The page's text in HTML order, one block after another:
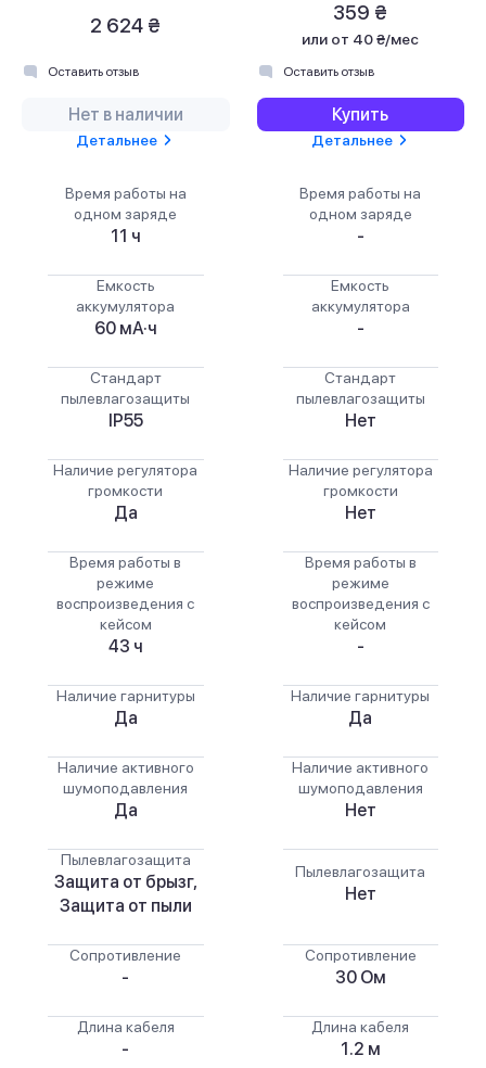
2 624 ₴
Оставить отзыв
Нет в наличии
Детальнее
Время работы на
одном заряде
11 ч
Емкость
аккумулятора
60 мА·ч
Стандарт
пылевлагозащиты
IP55
Наличие регулятора
громкости
Да
Время работы в
режиме
воспроизведения с
кейсом
43 ч
Наличие гарнитуры
Да
Наличие активного
шумоподавления
Да
Пылевлагозащита
Защита от брызг,
Защита от пыли
Сопротивление
-
Длина кабеля
-
359 ₴
или от 40 ₴/мес
Оставить отзыв
Купить
Детальнее
Время работы на
одном заряде
-
Емкость
аккумулятора
-
Стандарт
пылевлагозащиты
Нет
Наличие регулятора
громкости
Нет
Время работы в
режиме
воспроизведения с
кейсом
-
Наличие гарнитуры
Да
Наличие активного
шумоподавления
Нет
Пылевлагозащита
Нет
Сопротивление
30 Ом
Длина кабеля
1.2 м